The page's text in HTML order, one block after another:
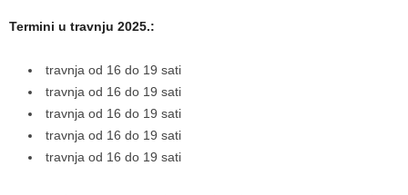
Termini u travnju 2025.:
travnja od 16 do 19 sati
travnja od 16 do 19 sati
travnja od 16 do 19 sati
travnja od 16 do 19 sati
travnja od 16 do 19 sati